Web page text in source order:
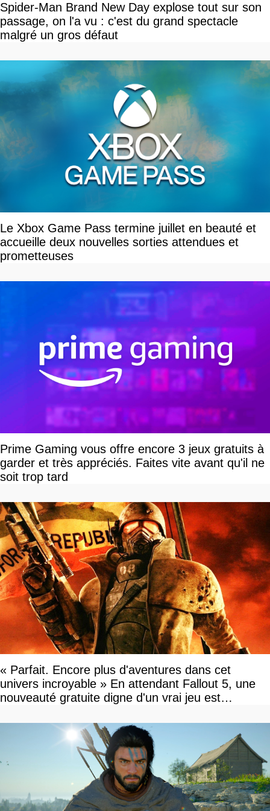
Spider-Man Brand New Day explose tout sur son
passage, on l'a vu : c'est du grand spectacle
malgré un gros défaut
Le Xbox Game Pass termine juillet en beauté et
accueille deux nouvelles sorties attendues et
prometteuses
Prime Gaming vous offre encore 3 jeux gratuits à
garder et très appréciés. Faites vite avant qu'il ne
soit trop tard
« Parfait. Encore plus d'aventures dans cet
univers incroyable » En attendant Fallout 5, une
nouveauté gratuite digne d'un vrai jeu est